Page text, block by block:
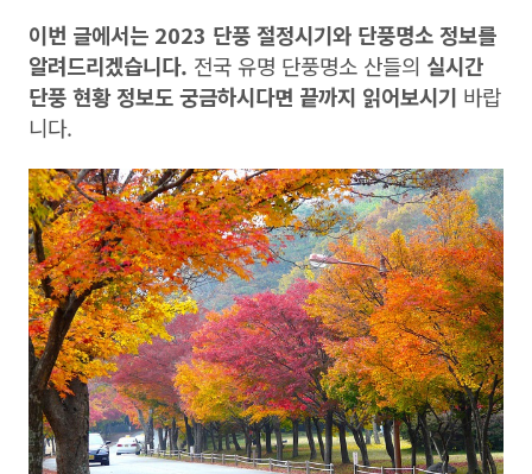
이번 글에서는 2023 단풍 절정시기와 단풍명소 정보를
알려드리겠습니다. 전국 유명 단풍명소 산들의 실시간
단풍 현황 정보도 궁금하시다면 끝까지 읽어보시기 바랍
니다.